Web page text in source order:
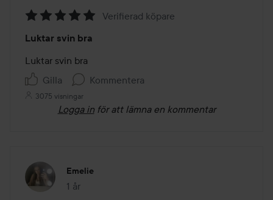
5
av
5
Verifierad köpare
Luktar svin bra
Luktar svin bra
Gilla
Kommentera
3075 visningar
Logga in för att lämna en kommentar
Emelie
1 år
Inlägget skapades 1 år